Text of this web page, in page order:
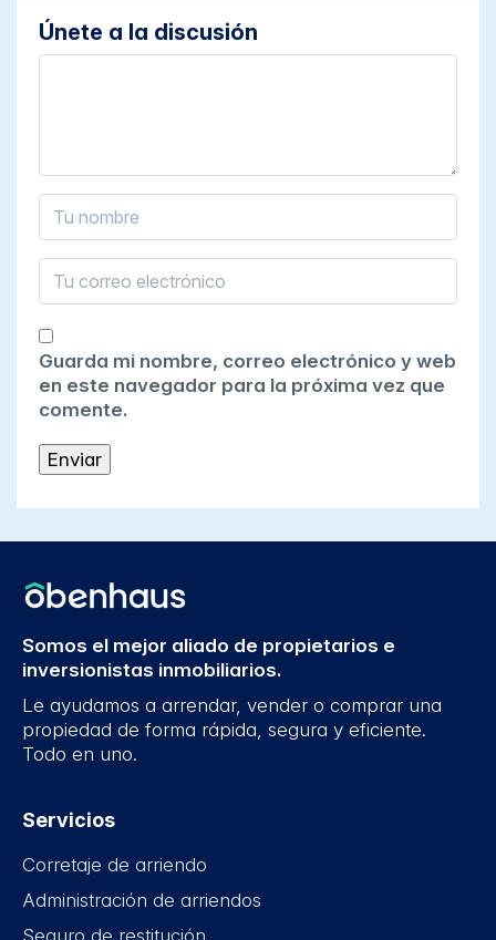
Únete a la discusión
Guarda mi nombre, correo electrónico y web
en este navegador para la próxima vez que
comente.
Somos el mejor aliado de propietarios e
inversionistas inmobiliarios.
Le ayudamos a arrendar, vender o comprar una
propiedad de forma rápida, segura y eficiente.
Todo en uno.
Servicios
Corretaje de arriendo
Administración de arriendos